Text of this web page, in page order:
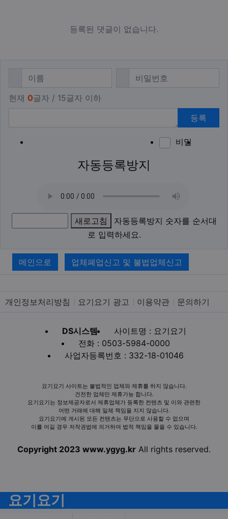
등록된 댓글이 없습니다.
댓글쓰기
필수 비밀번호필수
현재 0글자 / 15글자 이하
등록
비밀
자동등록방지
새로고침
자동등록방지 숫자를 순서대
로 입력하세요.
메인으로 업체폐업신고 및 불법업체신고
개인정보처리방침 요기요기 광고 이용약관 문의하기
DS시스템
사이트명 : 요기요기
전화 : 0503-5984-0000
사업자등록번호 : 332-18-01046
요기요기 사이트는 불법적인 업체와 제휴를 하지 않습니다.
건전한 업체만 제휴가능 합니다.
요기요기는 정보제공자로서 제휴업체가 등록한 컨텐츠 및 이와 관련한
어떤 거래에 대해 일체 책임을 지지 않습니다.
요기요기에 게시된 모든 컨텐츠는 무단으로 사용할 수 없으며
이를 어길 경우 저작권법에 의거하여 법적 책임을 물을 수 있습니다.
Copyright 2023 www.ygyg.kr All rights reserved.
요기요기